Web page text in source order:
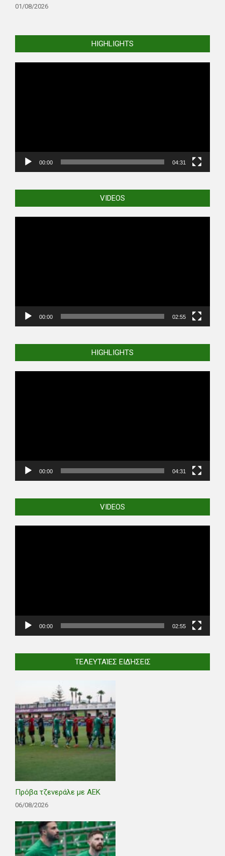
01/08/2026
HIGHLIGHTS
00:00 04:31
VIDEOS
00:00 02:55
HIGHLIGHTS
00:00 04:31
VIDEOS
00:00 02:55
ΤΕΛΕΥΤΑΊΕΣ ΕΙΔΉΣΕΙΣ
Πρόβα τζενεράλε με ΑΕΚ
06/08/2026